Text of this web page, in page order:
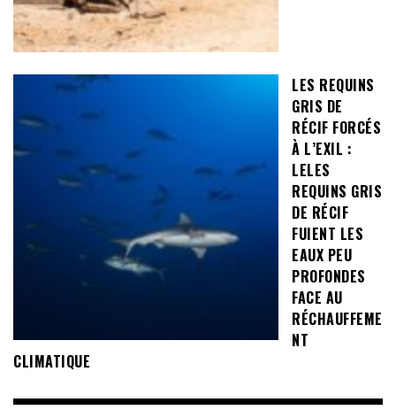
LES REQUINS
GRIS DE
RÉCIF FORCÉS
À L’EXIL :
LELES
REQUINS GRIS
DE RÉCIF
FUIENT LES
EAUX PEU
PROFONDES
FACE AU
RÉCHAUFFEME
NT
CLIMATIQUE